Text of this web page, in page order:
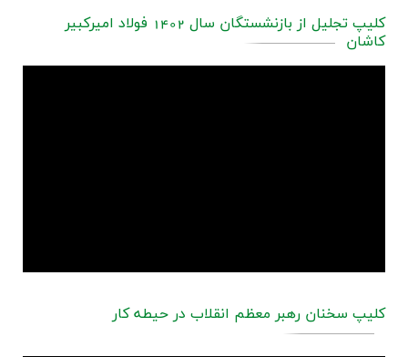
کلیپ تجلیل از بازنشستگان سال 1402 فولاد امیرکبیر
کاشان
کلیپ سخنان رهبر معظم انقلاب در حیطه کار